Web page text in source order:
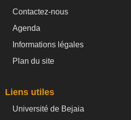
Contactez-nous
Agenda
Informations légales
Plan du site
Liens utiles
Université de Bejaia